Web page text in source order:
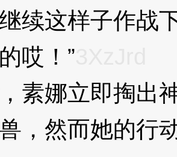
续这样子作战
哎！”
娜立即掏出神
，然而她的行